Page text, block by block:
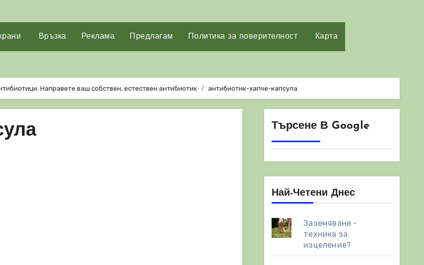
Връзка Реклама Предлагам Политика за поверителност Карта
Направете ваш собствен, естествен антибиотик антибиотик-хапче-капсула
Търсене В Google
Най-Четени Днес
Заземяване -
техника за
изцеление?